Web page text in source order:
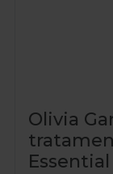
Olivia